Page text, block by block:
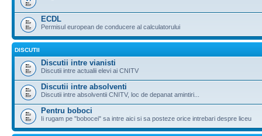
ECDL
Permisul european de conducere al calculatorului
DISCUTII
Discutii intre vianisti
Discutii intre actualii elevi ai CNITV
Discutii intre absolventi
Discutii intre absolventii CNITV, loc de depanat amintiri...
Pentru boboci
Ii rugam pe "bobocei" sa intre aici si sa posteze orice intrebari despre liceu